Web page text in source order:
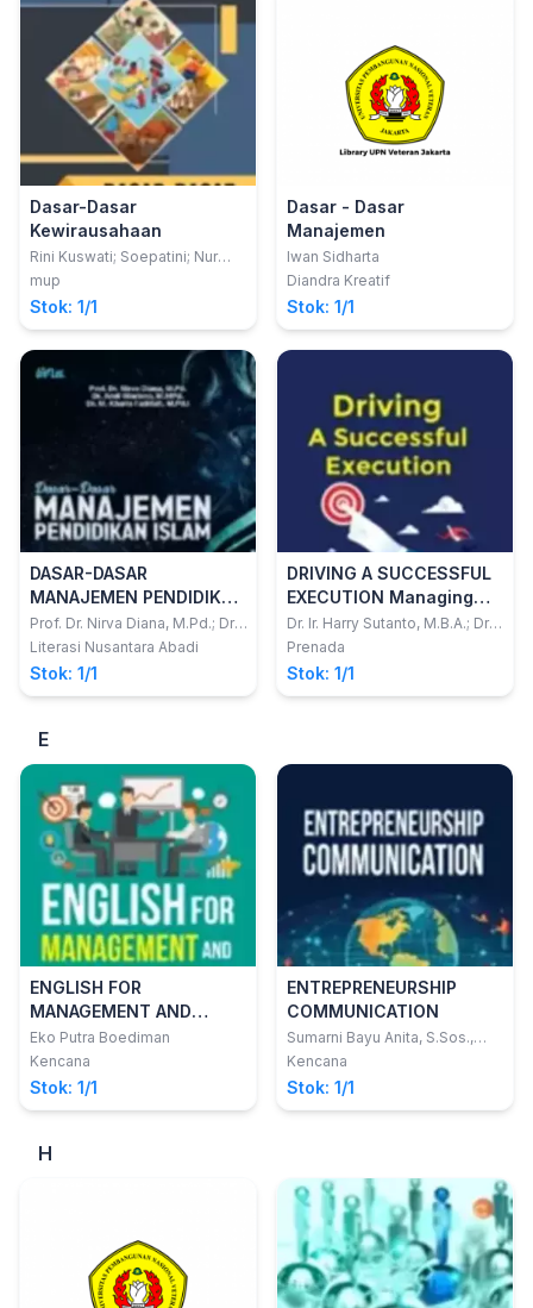
Dasar-Dasar
Kewirausahaan
Rini Kuswati; Soepatini; Nur
Achmad
mup
Stok: 1/1
Dasar - Dasar
Manajemen
Iwan Sidharta
Diandra Kreatif
Stok: 1/1
DASAR-DASAR
MANAJEMEN PENDIDIKAN
ISLAM
Prof. Dr. Nirva Diana, M.Pd.; Dr.
Andi Warisno, M.MPd.; Dr. M.
Literasi Nusantara Abadi
Stok: 1/1
DRIVING A SUCCESSFUL
EXECUTION Managing
Strategic Initiatives with
an Effective Project
Management Approach
Dr. Ir. Harry Sutanto, M.B.A.; Dr.
Mohammad Ichsan, Dipl.Ing.,
Prenada
Stok: 1/1
E
ENGLISH FOR
MANAGEMENT AND
COMMUNICATION
SKILLS: A Teaching
Guide (Examples of
Exercises for Speaking,
Skills)
Eko Putra Boediman
Kencana
Stok: 1/1
ENTREPRENEURSHIP
COMMUNICATION
Sumarni Bayu Anita, S.Sos.,
M.A., CPR.
Kencana
Stok: 1/1
H